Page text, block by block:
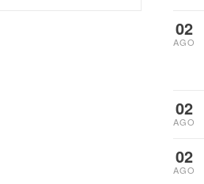
02
AGO
02
AGO
02
AGO